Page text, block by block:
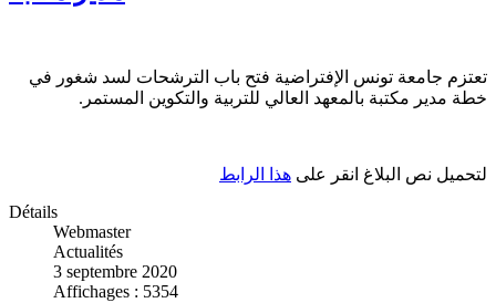
تعتزم جامعة تونس الإفتراضية فتح باب الترشحات لسد شغور في
خطة مدير مكتبة بالمعهد العالي للتربية والتكوين المستمر.
لتحميل نص البلاغ انقر على هذا الرابط
Détails
Webmaster
Actualités
3 septembre 2020
Affichages : 5354